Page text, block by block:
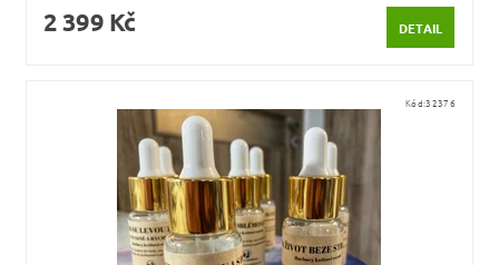
2 399 Kč DETAIL
Kód:32376